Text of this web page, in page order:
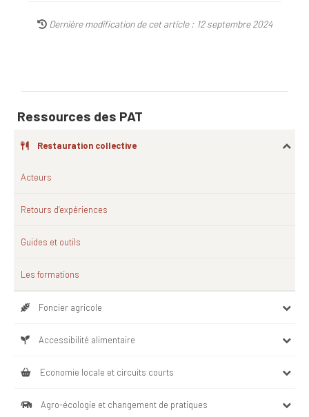
Dernière modification de cet article : 12 septembre 2024
Ressources des PAT
Restauration collective
Acteurs
Retours d’expériences
Guides et outils
Les formations
Foncier agricole
Accessibilité alimentaire
Economie locale et circuits courts
Agro-écologie et changement de pratiques